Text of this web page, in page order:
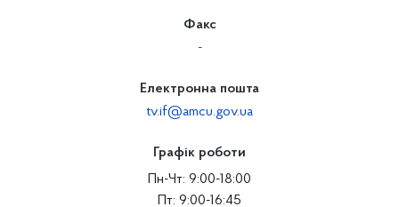
Факс
-
Електронна пошта
tv.if@amcu.gov.ua
Графік роботи
Пн-Чт: 9:00-18:00
Пт: 9:00-16:45